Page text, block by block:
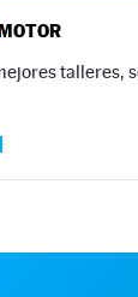
talleres,